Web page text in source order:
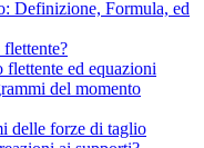
Definizione, Formula, ed
flettente ed equazioni
del momento
delle forze di taglio